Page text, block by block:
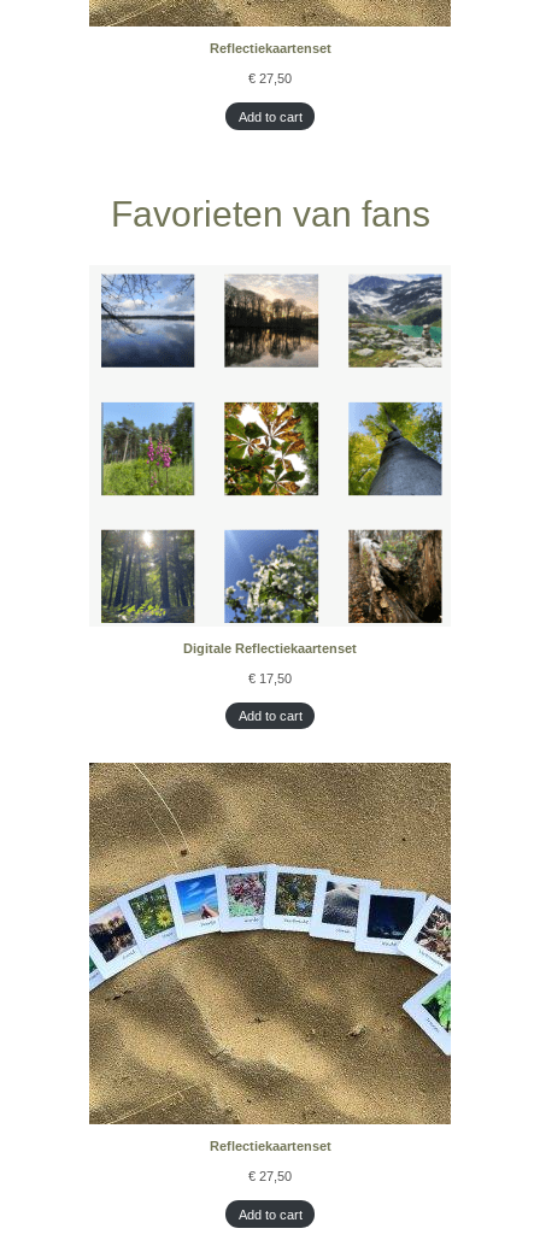
Reflectiekaartenset
€ 27,50
Add to cart
Favorieten van fans
Digitale Reflectiekaartenset
€ 17,50
Add to cart
Reflectiekaartenset
€ 27,50
Add to cart